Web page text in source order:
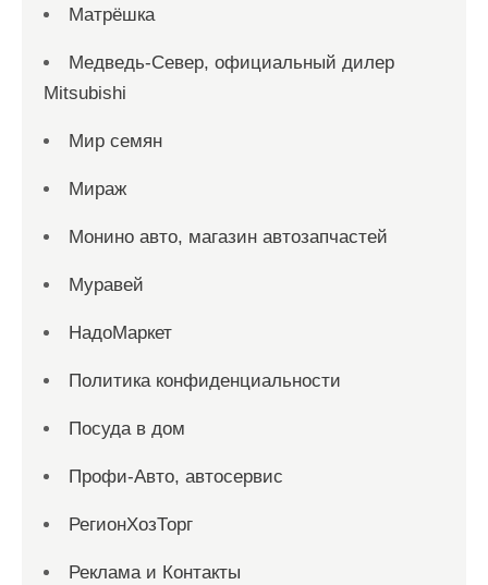
Матрёшка
Медведь-Север, официальный дилер
Mitsubishi
Мир семян
Мираж
Монино авто, магазин автозапчастей
Муравей
НадоМаркет
Политика конфиденциальности
Посуда в дом
Профи-Авто, автосервис
РегионХозТорг
Реклама и Контакты